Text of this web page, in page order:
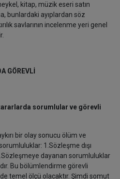
kitap, müzik eseri satın
bunlardaki ayıplardan söz
savlarının incelenme yeri genel
GÖREVLİ
sorumlular ve görevli
bir olay sonucu ölüm ve
1.Sözleşme dışı
dayanan sorumluluklar
Bu bölümlendirme görevli
temel ölçü olacaktır. Şimdi somut